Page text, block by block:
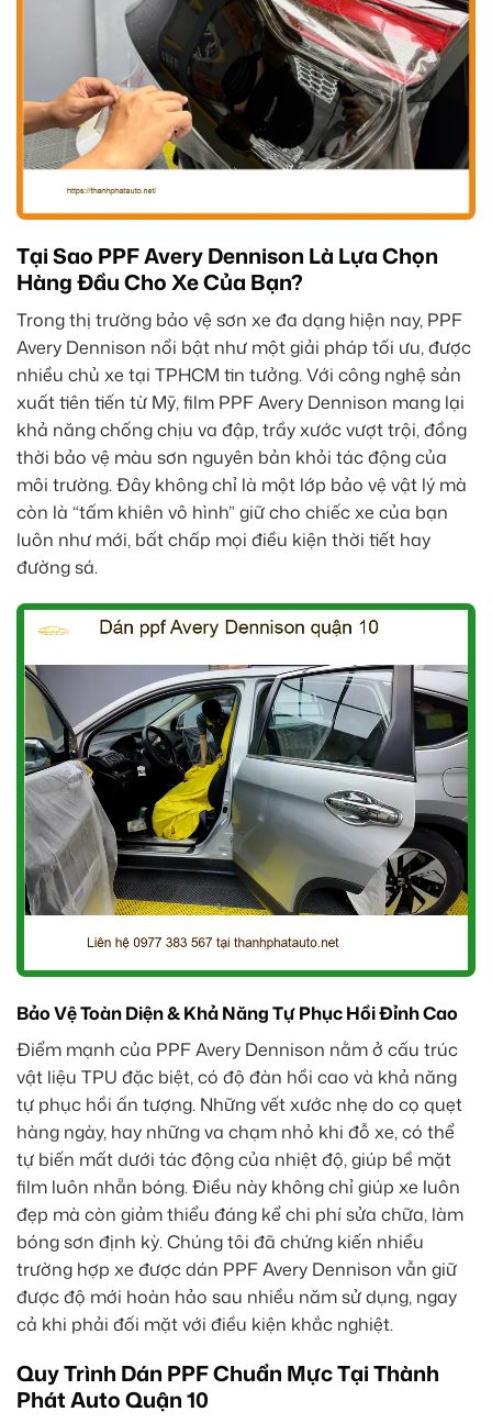
Tại Sao PPF Avery Dennison Là Lựa Chọn
Hàng Đầu Cho Xe Của Bạn?
Trong thị trường bảo vệ sơn xe đa dạng hiện nay, PPF
Avery Dennison nổi bật như một giải pháp tối ưu, được
nhiều chủ xe tại TPHCM tin tưởng. Với công nghệ sản
xuất tiên tiến từ Mỹ, film PPF Avery Dennison mang lại
khả năng chống chịu va đập, trầy xước vượt trội, đồng
thời bảo vệ màu sơn nguyên bản khỏi tác động của
môi trường. Đây không chỉ là một lớp bảo vệ vật lý mà
còn là “tấm khiên vô hình” giữ cho chiếc xe của bạn
luôn như mới, bất chấp mọi điều kiện thời tiết hay
đường sá.
Bảo Vệ Toàn Diện & Khả Năng Tự Phục Hồi Đỉnh Cao
Điểm mạnh của PPF Avery Dennison nằm ở cấu trúc
vật liệu TPU đặc biệt, có độ đàn hồi cao và khả năng
tự phục hồi ấn tượng. Những vết xước nhẹ do cọ quẹt
hàng ngày, hay những va chạm nhỏ khi đỗ xe, có thể
tự biến mất dưới tác động của nhiệt độ, giúp bề mặt
film luôn nhẵn bóng. Điều này không chỉ giúp xe luôn
đẹp mà còn giảm thiểu đáng kể chi phí sửa chữa, làm
bóng sơn định kỳ. Chúng tôi đã chứng kiến nhiều
trường hợp xe được dán PPF Avery Dennison vẫn giữ
được độ mới hoàn hảo sau nhiều năm sử dụng, ngay
cả khi phải đối mặt với điều kiện khắc nghiệt.
Quy Trình Dán PPF Chuẩn Mực Tại Thành
Phát Auto Quận 10